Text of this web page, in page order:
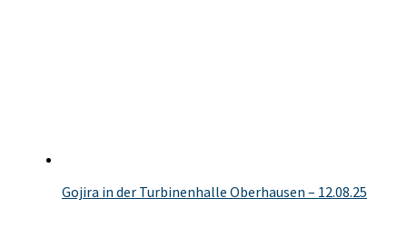
Gojira in der Turbinenhalle Oberhausen – 12.08.25